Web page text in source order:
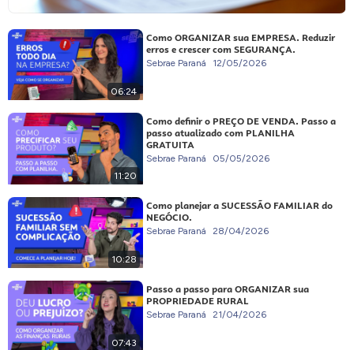
06:24
Como ORGANIZAR sua EMPRESA. Reduzir
erros e crescer com SEGURANÇA.
Sebrae Paraná 12/05/2026
11:20
Como definir o PREÇO DE VENDA. Passo a
passo atualizado com PLANILHA
GRATUITA
Sebrae Paraná 05/05/2026
10:28
Como planejar a SUCESSÃO FAMILIAR do
NEGÓCIO.
Sebrae Paraná 28/04/2026
07:43
Passo a passo para ORGANIZAR sua
PROPRIEDADE RURAL
Sebrae Paraná 21/04/2026